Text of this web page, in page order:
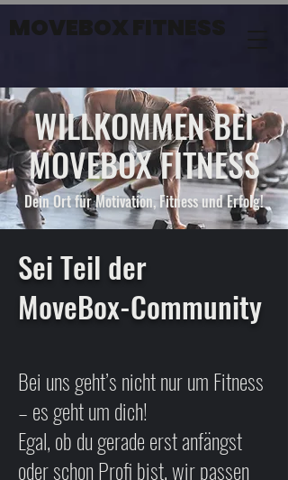
MOVEBOX FITNESS
WILLKOMMEN BEI
MOVEBOX FITNESS
Dein Ort für Motivation, Fitness und Erfolg!
Sei Teil der
MoveBox-Community
Bei uns geht’s nicht nur um Fitness
– es geht um dich!
Egal, ob du gerade erst anfängst
oder schon Profi bist, wir passen